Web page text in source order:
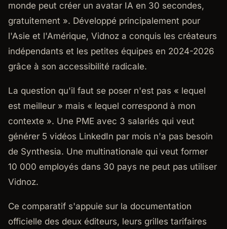
monde peut créer un avatar IA en 30 secondes,
gratuitement ». Développé principalement pour
l'Asie et l'Amérique, Vidnoz a conquis les créateurs
indépendants et les petites équipes en 2024-2026
grâce à son accessibilité radicale.
La question qu'il faut se poser n'est pas « lequel
est meilleur » mais « lequel correspond à mon
contexte ». Une PME avec 3 salariés qui veut
générer 5 vidéos LinkedIn par mois n'a pas besoin
de Synthesia. Une multinationale qui veut former
10 000 employés dans 30 pays ne peut pas utiliser
Vidnoz.
Ce comparatif s'appuie sur la documentation
officielle des deux éditeurs, leurs grilles tarifaires